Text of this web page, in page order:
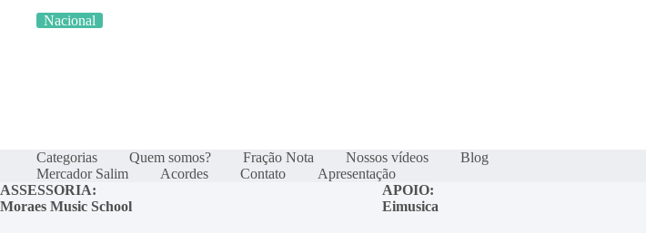
Nacional
Categorias Quem somos? Fração Nota Nossos vídeos
Blog
Mercador Salim
Acordes Contato
Apresentação
ASSESSORIA:
Moraes Music School
APOIO:
Eimusica